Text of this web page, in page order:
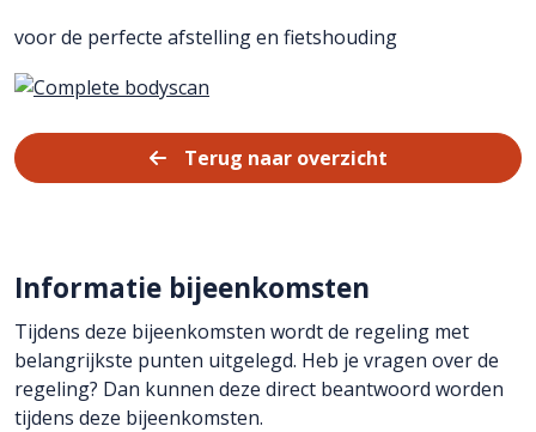
voor de perfecte afstelling en fietshouding
Terug naar overzicht
Informatie bijeenkomsten
Tijdens deze bijeenkomsten wordt de regeling met
belangrijkste punten uitgelegd. Heb je vragen over de
regeling? Dan kunnen deze direct beantwoord worden
tijdens deze bijeenkomsten.